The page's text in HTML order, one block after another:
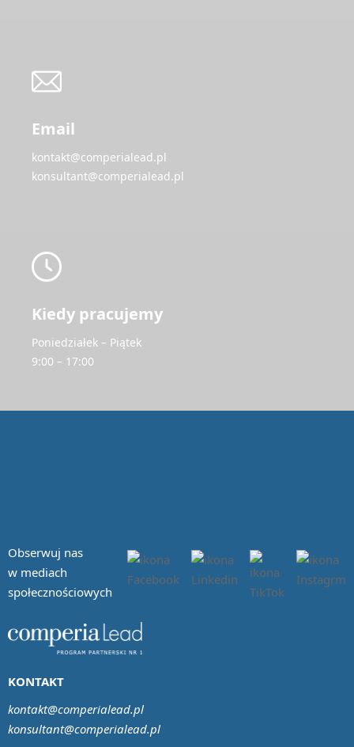
Email
kontakt@comperialead.pl
konsultant@comperialead.pl
Kiedy pracujemy
Poniedziałek – Piątek
9:00 – 17:00
Obserwuj nas
w mediach
społecznościowych
KONTAKT
kontakt@comperialead.pl
konsultant@comperialead.pl